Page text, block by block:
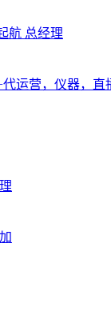
航 总经理
运营，仪器，直